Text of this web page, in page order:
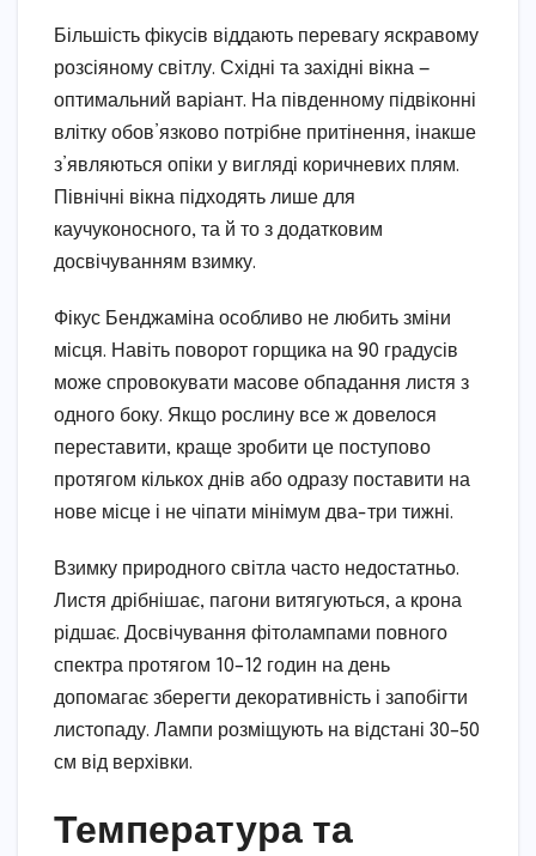
Більшість фікусів віддають перевагу яскравому
розсіяному світлу. Східні та західні вікна —
оптимальний варіант. На південному підвіконні
влітку обов’язково потрібне притінення, інакше
з’являються опіки у вигляді коричневих плям.
Північні вікна підходять лише для
каучуконосного, та й то з додатковим
досвічуванням взимку.
Фікус Бенджаміна особливо не любить зміни
місця. Навіть поворот горщика на 90 градусів
може спровокувати масове обпадання листя з
одного боку. Якщо рослину все ж довелося
переставити, краще зробити це поступово
протягом кількох днів або одразу поставити на
нове місце і не чіпати мінімум два-три тижні.
Взимку природного світла часто недостатньо.
Листя дрібнішає, пагони витягуються, а крона
рідшає. Досвічування фітолампами повного
спектра протягом 10–12 годин на день
допомагає зберегти декоративність і запобігти
листопаду. Лампи розміщують на відстані 30–50
см від верхівки.
Температура та